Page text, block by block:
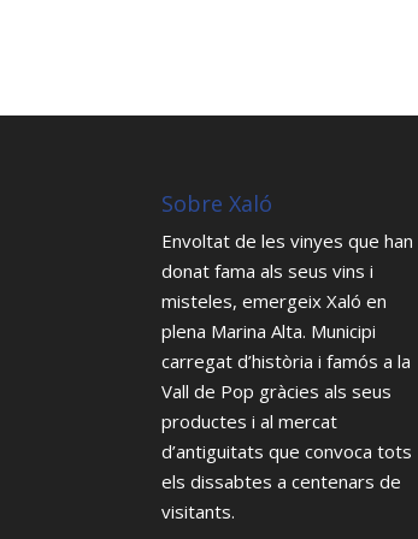
Sobre Xaló
Envoltat de les vinyes que han
donat fama als seus vins i
misteles, emergeix Xaló en
plena Marina Alta. Municipi
carregat d’història i famós a la
Vall de Pop gràcies als seus
productes i al mercat
d’antiguitats que convoca tots
els dissabtes a centenars de
visitants.